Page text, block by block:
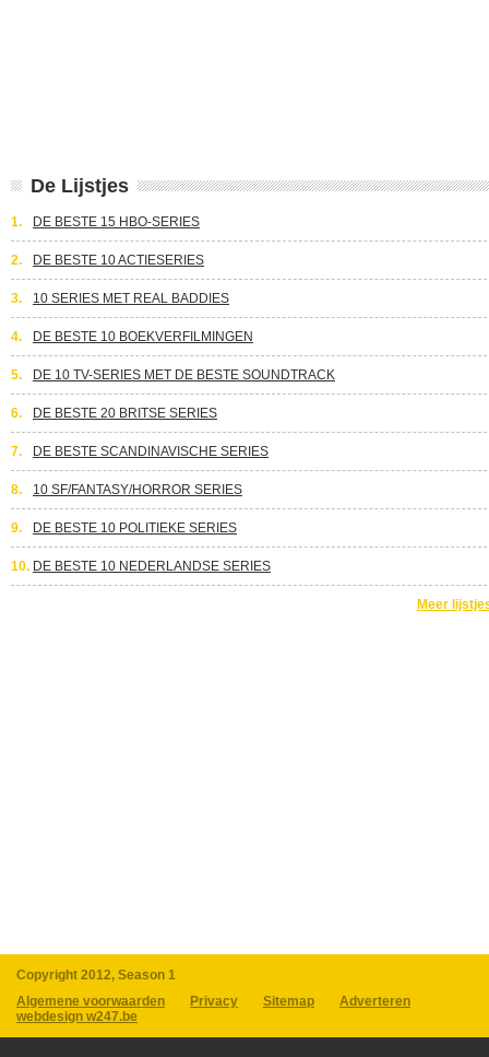
De Lijstjes
1. DE BESTE 15 HBO-SERIES
2. DE BESTE 10 ACTIESERIES
3. 10 SERIES MET REAL BADDIES
4. DE BESTE 10 BOEKVERFILMINGEN
5. DE 10 TV-SERIES MET DE BESTE SOUNDTRACK
6. DE BESTE 20 BRITSE SERIES
7. DE BESTE SCANDINAVISCHE SERIES
8. 10 SF/FANTASY/HORROR SERIES
9. DE BESTE 10 POLITIEKE SERIES
10. DE BESTE 10 NEDERLANDSE SERIES
Meer
Copyright 2012, Season 1
Algemene voorwaarden
Privacy Sitemap
Adverteren
webdesign w247.be